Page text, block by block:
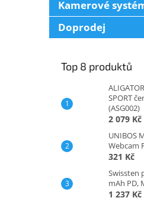
Kamerové
Doprodej
Top 8 produktů
SPORT
(ASG002)
2 079 Kč
UNIBOS
Webcam
321 Kč
Swissten
mAh PD,
1 237 Kč